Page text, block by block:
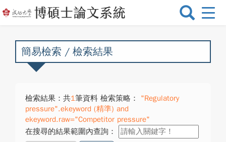
選
換
簡易檢索 / 檢索結果
檢索結果：共1筆資料 檢索策略：
"Regulatory
pressure".ekeyword (精準) and
ekeyword.raw="Competitor pressure"
在搜尋的結果範圍內查詢：